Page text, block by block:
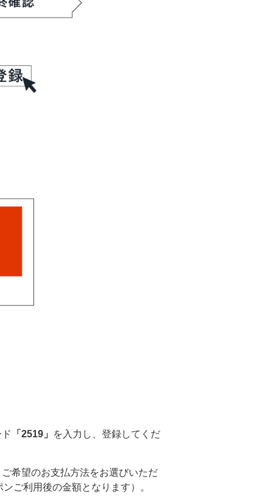
「2519」 を入力し、登録してくだ
希望のお支払方法をお選びいただ
ご利用後の金額となります）。